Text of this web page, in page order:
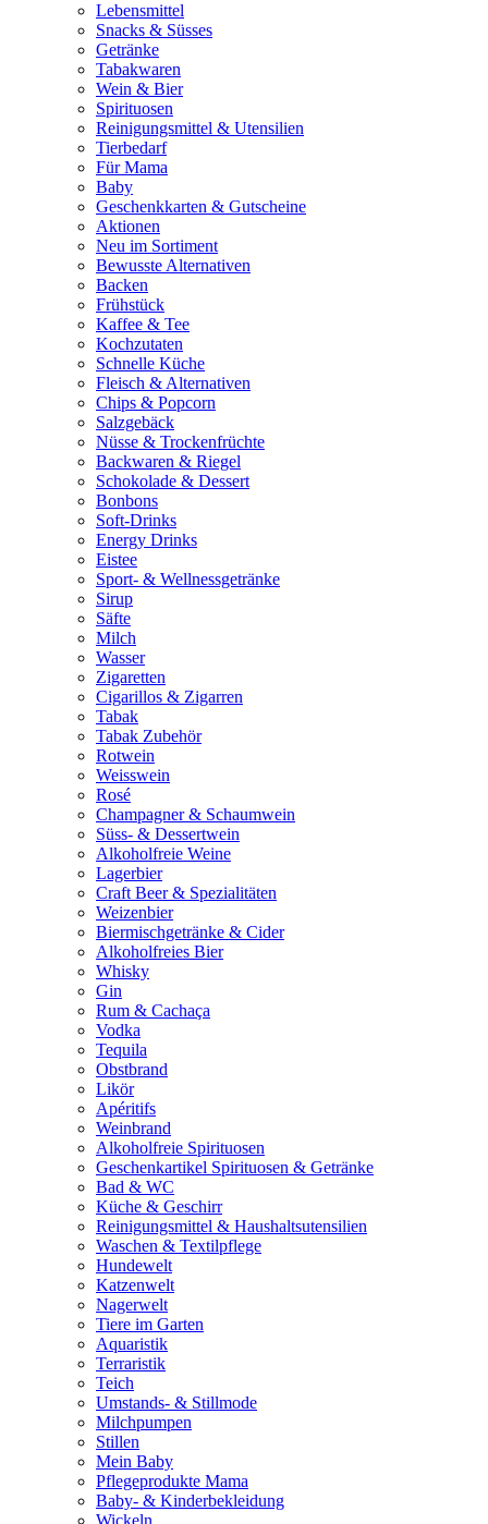
Lebensmittel
Snacks & Süsses
Getränke
Tabakwaren
Wein & Bier
Spirituosen
Reinigungsmittel & Utensilien
Tierbedarf
Für Mama
Baby
Geschenkkarten & Gutscheine
Aktionen
Neu im Sortiment
Bewusste Alternativen
Backen
Frühstück
Kaffee & Tee
Kochzutaten
Schnelle Küche
Fleisch & Alternativen
Chips & Popcorn
Salzgebäck
Nüsse & Trockenfrüchte
Backwaren & Riegel
Schokolade & Dessert
Bonbons
Soft-Drinks
Energy Drinks
Eistee
Sport- & Wellnessgetränke
Sirup
Säfte
Milch
Wasser
Zigaretten
Cigarillos & Zigarren
Tabak
Tabak Zubehör
Rotwein
Weisswein
Rosé
Champagner & Schaumwein
Süss- & Dessertwein
Alkoholfreie Weine
Lagerbier
Craft Beer & Spezialitäten
Weizenbier
Biermischgetränke & Cider
Alkoholfreies Bier
Whisky
Gin
Rum & Cachaça
Vodka
Tequila
Obstbrand
Likör
Apéritifs
Weinbrand
Alkoholfreie Spirituosen
Geschenkartikel Spirituosen & Getränke
Bad & WC
Küche & Geschirr
Reinigungsmittel & Haushaltsutensilien
Waschen & Textilpflege
Hundewelt
Katzenwelt
Nagerwelt
Tiere im Garten
Aquaristik
Terraristik
Teich
Umstands- & Stillmode
Milchpumpen
Stillen
Mein Baby
Pflegeprodukte Mama
Baby- & Kinderbekleidung
Wickeln